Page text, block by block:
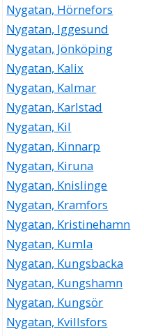
Nygatan, Hörnefors
Nygatan, Iggesund
Nygatan, Jönköping
Nygatan, Kalix
Nygatan, Kalmar
Nygatan, Karlstad
Nygatan, Kil
Nygatan, Kinnarp
Nygatan, Kiruna
Nygatan, Knislinge
Nygatan, Kramfors
Nygatan, Kristinehamn
Nygatan, Kumla
Nygatan, Kungsbacka
Nygatan, Kungshamn
Nygatan, Kungsör
Nygatan, Kvillsfors